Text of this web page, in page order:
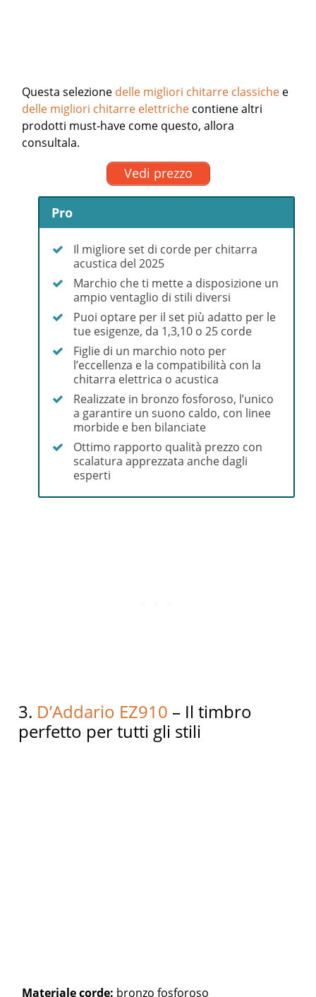
Questa selezione delle migliori chitarre classiche e
delle migliori chitarre elettriche contiene altri
prodotti must-have come questo, allora
consultala.
Vedi prezzo
Pro
Il migliore set di corde per chitarra
acustica del 2025
Marchio che ti mette a disposizione un
ampio ventaglio di stili diversi
Puoi optare per il set più adatto per le
tue esigenze, da 1,3,10 o 25 corde
Figlie di un marchio noto per
l’eccellenza e la compatibilità con la
chitarra elettrica o acustica
Realizzate in bronzo fosforoso, l’unico
a garantire un suono caldo, con linee
morbide e ben bilanciate
Ottimo rapporto qualità prezzo con
scalatura apprezzata anche dagli
esperti
3. D’Addario EZ910 – Il timbro
perfetto per tutti gli stili
Materiale corde: bronzo fosforoso